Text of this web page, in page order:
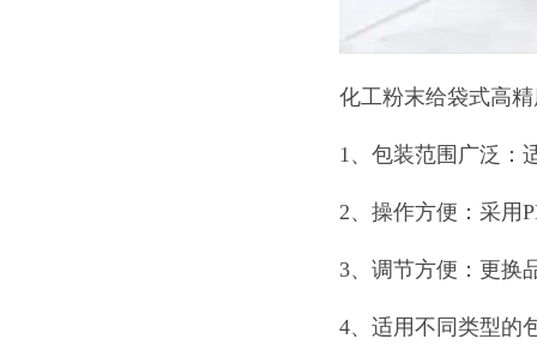
化工粉末给袋式高
1、包装范围广泛：
2、操作方便：采用
3、调节方便：更换
4、适用不同类型的